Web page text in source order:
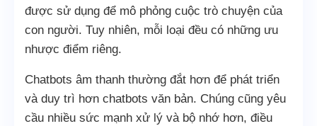
được sử dụng để mô phỏng cuộc trò chuyện của
con người. Tuy nhiên, mỗi loại đều có những ưu
nhược điểm riêng.
Chatbots âm thanh thường đắt hơn để phát triển
và duy trì hơn chatbots văn bản. Chúng cũng yêu
cầu nhiều sức mạnh xử lý và bộ nhớ hơn, điều